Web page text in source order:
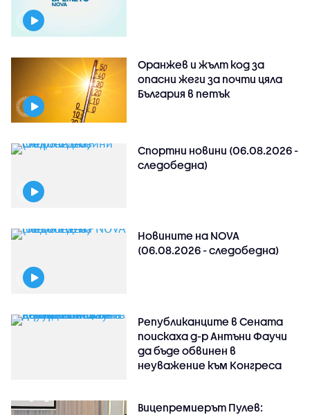
Оранжев и жълт код за
опасни жеги за почти цяла
България в петък
Спортни новини (06.08.2026 -
следобедна)
Новините на NOVA
(06.08.2026 - следобедна)
Републиканците в Сената
поискаха д-р Антъни Фаучи
да бъде обвинен в
неуважение към Конгреса
Вицепремиерът Пулев: